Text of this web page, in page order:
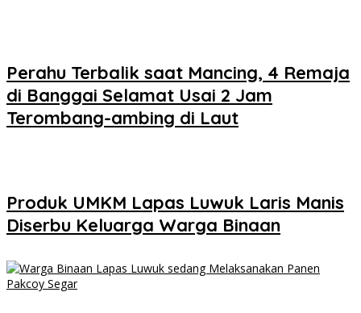
Perahu Terbalik saat Mancing, 4 Remaja
di Banggai Selamat Usai 2 Jam
Terombang-ambing di Laut
Produk UMKM Lapas Luwuk Laris Manis
Diserbu Keluarga Warga Binaan